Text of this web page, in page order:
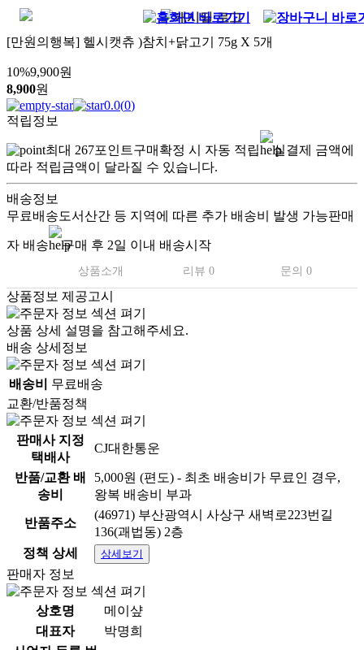
[만원의행복] 헬시캣츄 )참치+닭고기 75g X 5개
10%9,900원
8,900원
0.0(0)
적립정보
최대 267포인트구매확정 시 자동 적립
실결제 금액에
따라 적립금액이 달라질 수 있습니다.
배송정보
무료배송도서산간 등 지역에 따른 추가 배송비 발생 가능판매
자 배송 구매 후 2일 이내 배송시작
상품소개 리뷰 0 문의 0
상품정보 제공고시
상품 상세 설명을 참고해주세요.
배송 상세정보
배송비
무료배송
교환/반품정책
판매사 지정
택배사
CJ대한통운
반품/교환 배
송비
5,000원 (편도) - 최초 배송비가 무료인 경우,
왕복 배송비 부과
반품주소
(46971) 부산광역시 사상구 새벽로223번길
136(괘법동) 2층
정책 상세
상세보기
판매자 정보
상호명
메이샾
대표자
박명희